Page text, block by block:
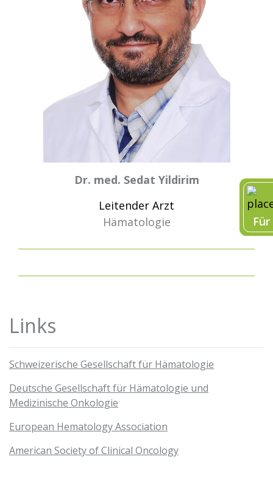
Dr. med. Sedat Yildirim
Leitender Arzt
Hämatologie
Links
Schweizerische Gesellschaft für Hämatologie
Deutsche Gesellschaft für Hämatologie und
Medizinische Onkologie
European Hematology Association
American Society of Clinical Oncology